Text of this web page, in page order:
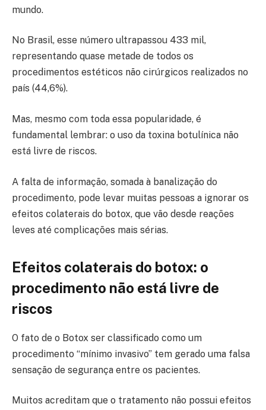
mundo.
No Brasil, esse número ultrapassou 433 mil,
representando quase metade de todos os
procedimentos estéticos não cirúrgicos realizados no
país (44,6%).
Mas, mesmo com toda essa popularidade, é
fundamental lembrar: o uso da toxina botulínica não
está livre de riscos.
A falta de informação, somada à banalização do
procedimento, pode levar muitas pessoas a ignorar os
efeitos colaterais do botox, que vão desde reações
leves até complicações mais sérias.
Efeitos colaterais do botox: o
procedimento não está livre de
riscos
O fato de o Botox ser classificado como um
procedimento “mínimo invasivo” tem gerado uma falsa
sensação de segurança entre os pacientes.
Muitos acreditam que o tratamento não possui efeitos